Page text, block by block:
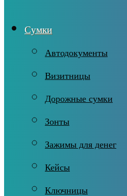
Сумки
Автодокументы
Визитницы
Дорожные сумки
Зонты
Зажимы для денег
Кейсы
Ключницы